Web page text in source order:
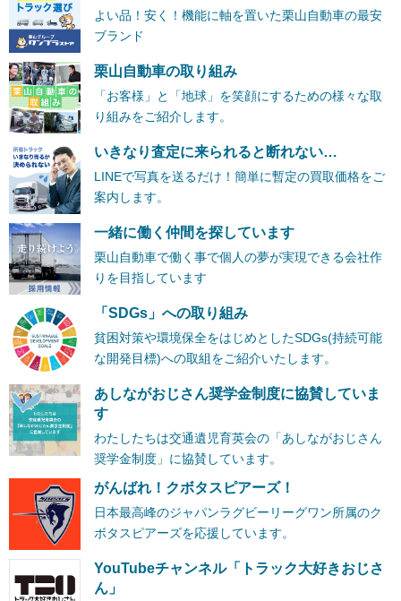
よい品！安く！機能に軸を置いた栗山自動車の最安
ブランド
栗山自動車の取り組み
「お客様」と「地球」を笑顔にするための様々な取
り組みをご紹介します。
いきなり査定に来られると断れない…
LINEで写真を送るだけ！簡単に暫定の買取価格をご
案内します。
一緒に働く仲間を探しています
栗山自動車で働く事で個人の夢が実現できる会社作
りを目指しています
「SDGs」への取り組み
貧困対策や環境保全をはじめとしたSDGs(持続可能
な開発目標)への取組をご紹介いたします。
あしながおじさん奨学金制度に協賛していま
す
わたしたちは交通遺児育英会の「あしながおじさん
奨学金制度」に協賛しています。
がんばれ！クボタスピアーズ！
日本最高峰のジャパンラグビーリーグワン所属のク
ボタスピアーズを応援しています。
YouTubeチャンネル「トラック大好きおじさ
ん」